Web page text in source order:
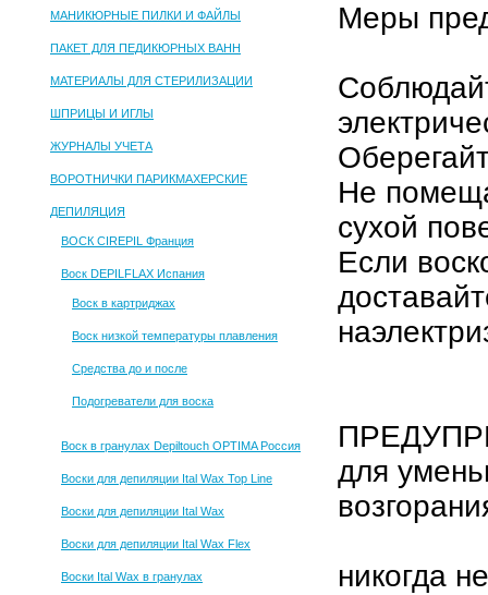
МАНИКЮРНЫЕ ПИЛКИ И ФАЙЛЫ
ПАКЕТ ДЛЯ ПЕДИКЮРНЫХ ВАНН
МАТЕРИАЛЫ ДЛЯ СТЕРИЛИЗАЦИИ
ШПРИЦЫ И ИГЛЫ
ЖУРНАЛЫ УЧЕТА
ВОРОТНИЧКИ ПАРИКМАХЕРСКИЕ
ДЕПИЛЯЦИЯ
ВОСК CIREPIL Франция
Воск DEPILFLAX Испания
Воск в картриджах
Воск низкой температуры плавления
Средства до и после
Подогреватели для воска
Воск в гранулах Depiltouch OPTIMA Россия
Воски для депиляции Ital Wax Top Line
Воски для депиляции Ital Wax
Воски для депиляции Ital Wax Flex
Воски Ital Wax в гранулах
Меры
Не
сухой
Если
для
никогда